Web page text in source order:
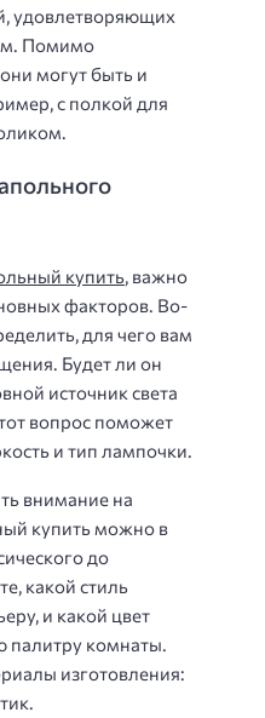
удовлетворяющих
Помимо
могут быть и
с полкой для
купить , важно
факторов. Во-
для чего вам
Будет ли он
источник света
вопрос поможет
и тип лампочки.
внимание на
купить можно в
до
какой стиль
и какой цвет
палитру комнаты.
изготовления: